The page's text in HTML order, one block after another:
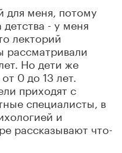
меня, потому
- у меня
лекторий
рассматривали
Но дети же
0 до 13 лет.
приходят с
специалисты, в
и
рассказывают что-